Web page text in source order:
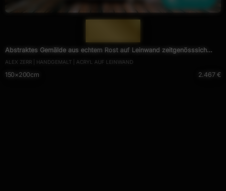
Abstraktes Gemälde aus echtem Rost auf Leinwand zeitgenösssich
handgemalt Modern Art
ALEX ZERR | HANDGEMALT | ACRYL AUF LEINWAND
150×200cm 2.467 €